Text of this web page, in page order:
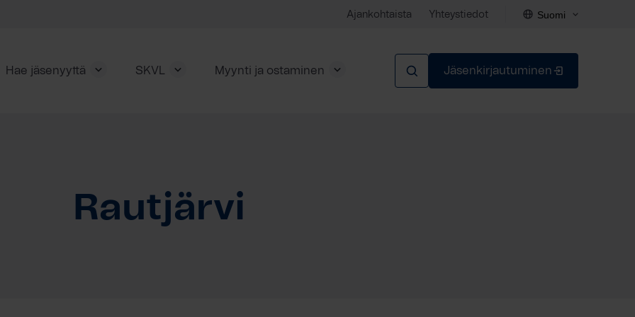
Ajankohtaista Yhteystiedot Suomi
Hae jäsenyyttä SKVL Myynti ja ostaminen Jäsenkirjautuminen
Rautjärvi